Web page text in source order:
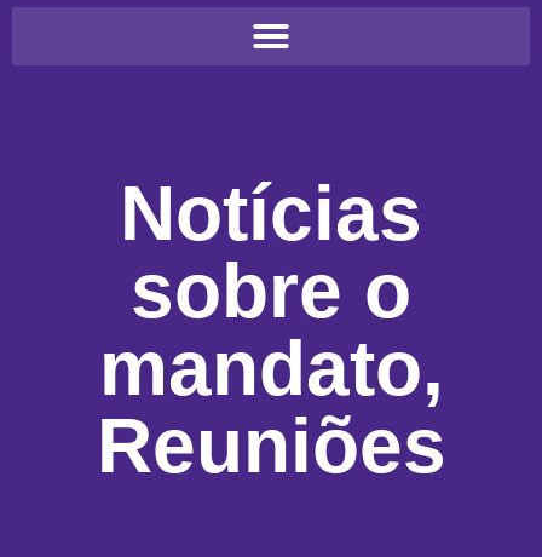
Notícias
sobre o
mandato,
Reuniões